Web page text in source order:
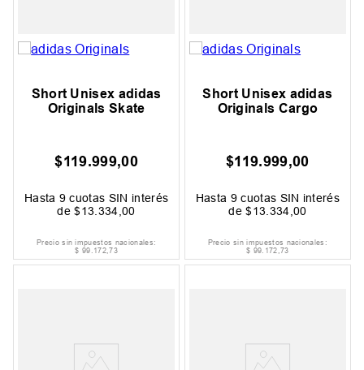
Short Unisex adidas
Originals Skate
$119.999,00
Hasta 9 cuotas SIN interés
de$13 334 ,00
Precio sin impuestos nacionales:
$ 99.172,73
Short Unisex adidas
Originals Cargo
$119.999,00
Hasta 9cuotas SIN interés
de$13 334 00
Precio sin impuestos nacionales:
$ 99. 172,73